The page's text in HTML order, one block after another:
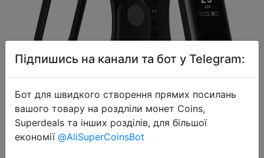
Підпишись на канали та бот у Telegram:
Бот для швидкого створення прямих посилань
вашого товару на роздліли монет Coins,
Superdeals та інших розділів, для більшої
економії @AliSuperCoinsBot